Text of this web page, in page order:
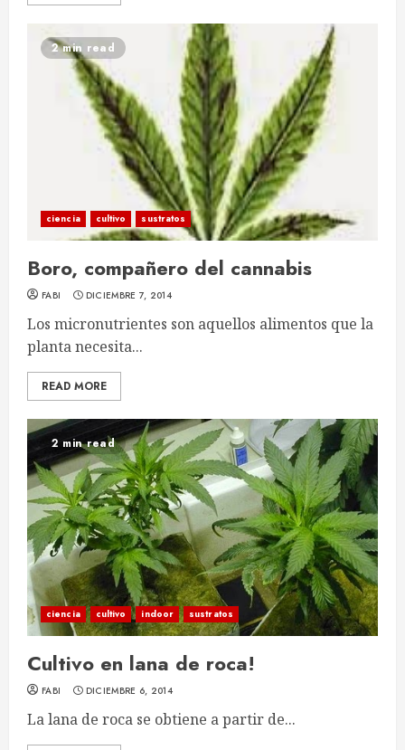
2 min read
ciencia cultivo sustratos
Boro, compañero del cannabis
FABI DICIEMBRE 7, 2014
Los micronutrientes son aquellos alimentos que la
planta necesita...
READ MORE
2 min read
ciencia cultivo indoor sustratos
Cultivo en lana de roca!
FABI DICIEMBRE 6, 2014
La lana de roca se obtiene a partir de...